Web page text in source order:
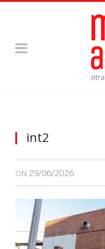
int2
ON 29/06/2026